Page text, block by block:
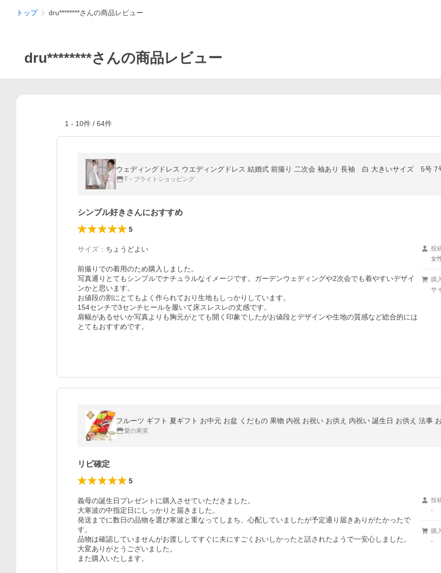
トップ dru********さんの商品レビュー
dru********さんの商品レビュー
1 - 10件 / 64件
ウェディングドレス ウエディングドレス 結婚式 前撮り 二次会 袖あり 長袖 白 大きいサイズ 5号 7
T・ブライトショッピング
シンプル好きさんにおすすめ
5
サイズ ： ちょうどよい
前撮りでの着用のため購入しました。
写真通りとてもシンプルでナチュラルなイメージです。ガーデンウェディングや2次会でも着やすいデザイ
ンかと思います。
お値段の割にとてもよく作られており生地もしっかりしています。
154センチで3センチヒールを履いて床スレスレの丈感です。
肩幅があるせいか写真よりも胸元がとても開く印象でしたがお値段とデザインや生地の質感など総合的には
とてもおすすめです。
投
女
購
サ
愛の果実
リピ確定
5
義母の誕生日プレゼントに購入させていただきました。
大寒波の中指定日にしっかりと届きました。
発送までに数日の品物を選び寒波と重なってしまち、心配していましたが予定通り届きありがたかったで
す。
品物は確認していませんがお渡ししてすぐに夫にすごくおいしかったと話されたようで一安心しました。
大変ありがとうございました。
また購入いたします。
投
-
購
-